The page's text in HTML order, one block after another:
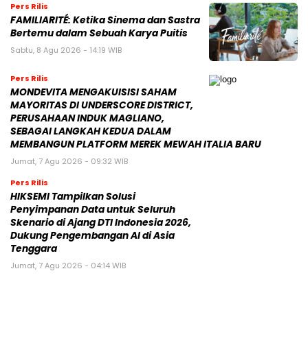
Pers Rilis
FAMILIARITÉ: Ketika Sinema dan Sastra
Bertemu dalam Sebuah Karya Puitis
Sabtu, 8 Agu 2026 - 14:19 WIB
Pers Rilis
MONDEVITA MENGAKUISISI SAHAM
MAYORITAS DI UNDERSCORE DISTRICT,
PERUSAHAAN INDUK MAGLIANO,
SEBAGAI LANGKAH KEDUA DALAM
MEMBANGUN PLATFORM MEREK MEWAH ITALIA BARU
Jumat, 7 Agu 2026 - 09:32 WIB
Pers Rilis
HIKSEMI Tampilkan Solusi
Penyimpanan Data untuk Seluruh
Skenario di Ajang DTI Indonesia 2026,
Dukung Pengembangan AI di Asia
Tenggara
Jumat, 7 Agu 2026 - 04:14 WIB